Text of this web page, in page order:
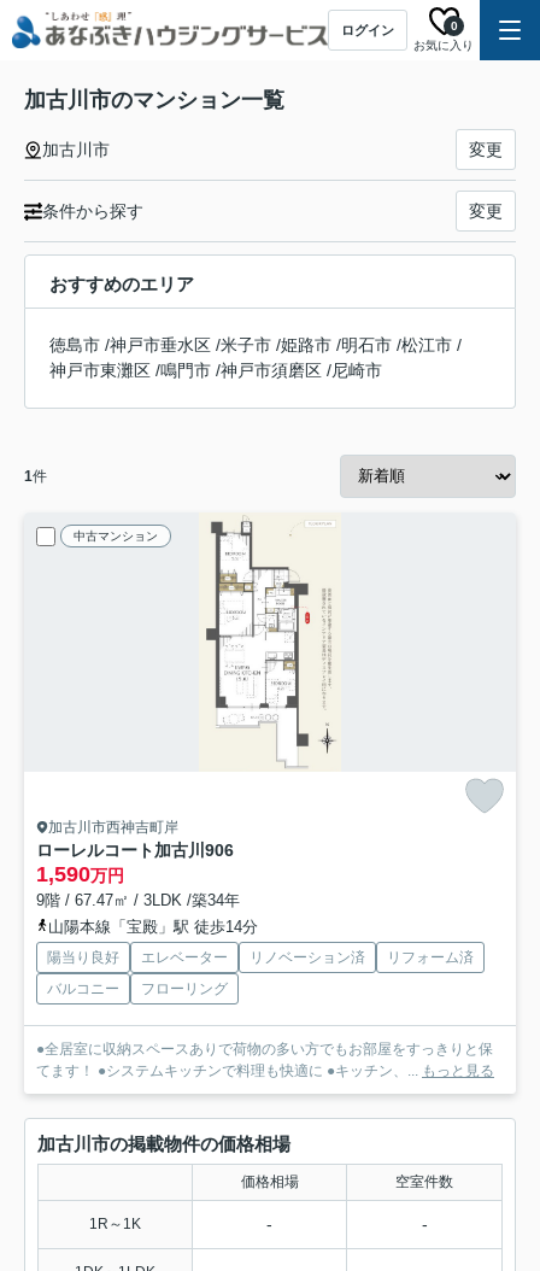
ログイン
お気に入り
0
加古川市のマンション一覧
加古川市 変更
条件から探す 変更
おすすめのエリア
徳島市 /神戸市垂水区 /米子市 /姫路市 /明石市 /松江市 /
神戸市東灘区 /鳴門市 /神戸市須磨区 /尼崎市
1件
中古マンション
加古川市西神吉町岸
ローレルコート加古川 906
1,590万円
9階 / 67.47㎡ / 3LDK /築34年
山陽本線「宝殿」駅 徒歩14分
陽当り良好 エレベーター リノベーション済
リフォーム済
バルコニー
フローリング
●全居室に収納スペースありで荷物の多い方でもお部屋をすっきりと保
てます！ ●システムキッチンで料理も快適に ●キッチン、... もっと見る
加古川市の掲載物件の価格相場
価格相場 空室件数
1R～1K - -